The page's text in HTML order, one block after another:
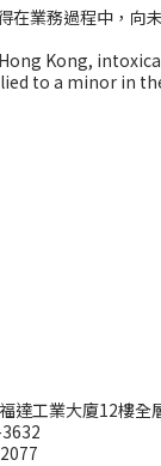
在業務過程中，向
Kong,
to a minor in
達工業大廈12樓全